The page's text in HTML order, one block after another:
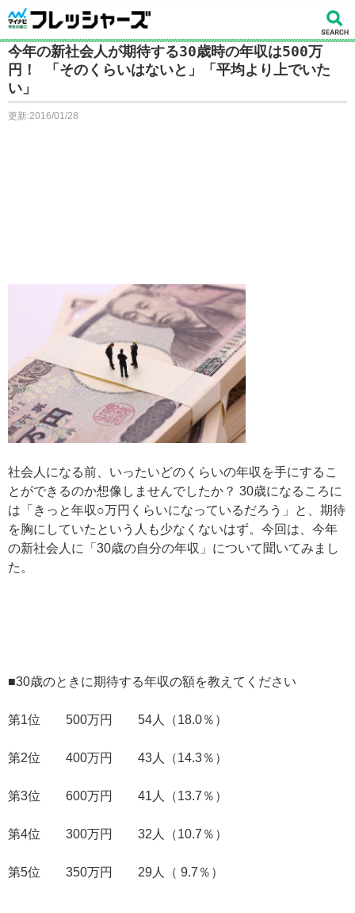
今年の新社会人が期待する30歳時の年収は500万
円！ 「そのくらいはないと」「平均より上でいた
い」
更新:2016/01/28
社会人になる前、いったいどのくらいの年収を手にするこ
とができるのか想像しませんでしたか？ 30歳になるころに
は「きっと年収○万円くらいになっているだろう」と、期待
を胸にしていたという人も少なくないはず。今回は、今年
の新社会人に「30歳の自分の年収」について聞いてみまし
た。
■30歳のときに期待する年収の額を教えてください
第1位 500万円 54人（18.0％）
第2位 400万円 43人（14.3％）
第3位 600万円 41人（13.7％）
第4位 300万円 32人（10.7％）
第5位 350万円 29人（ 9.7％）